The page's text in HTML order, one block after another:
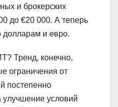
и брокерских
до €20 000. А теперь
долларам и евро.
Тренд, конечно,
ограничения от
постепенно
улучшение условий